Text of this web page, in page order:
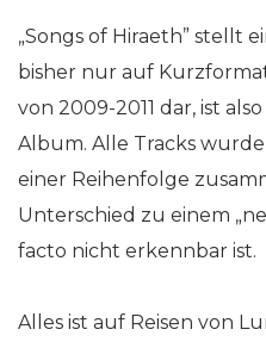
„Songs of Hiraeth” stellt
bisher nur auf
von 2009-2011 dar, ist
Album. Alle Tracks
einer Reihenfolge
Unterschied zu einem
facto nicht erkennbar ist.
Alles ist auf Reisen von